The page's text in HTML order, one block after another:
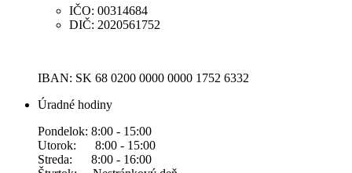
IČO: 00314684
DIČ: 2020561752
IBAN: SK 68 0200 0000 0000 1752 6332
Úradné hodiny
Pondelok: 8:00 - 15:00
Utorok: 8:00 - 15:00
Streda: 8:00 - 16:00